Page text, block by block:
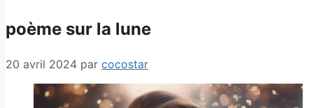
poème sur la lune
20 avril 2024 par cocostar